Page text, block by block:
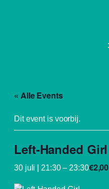
« Alle Events
Dit event is voorbij.
Left-Handed Girl
30 juli | 21:30– 23:30€2,00